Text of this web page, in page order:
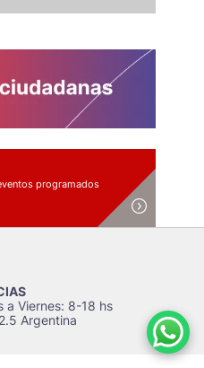
programados
Viernes: 8-18 hs
Argentina